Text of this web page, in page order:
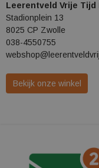
Leerentveld Vrije Tijd
Stadionplein 13
8025 CP Zwolle
038-4550755
Bekijk onze winkel